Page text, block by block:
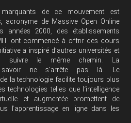
marquants de ce mouvement est
acronyme de Massive Open Online
années 2000, des établissements
ont commencé à offrir des cours
a inspiré d’autres universités et
suivre le même chemin. La
savoir ne s’arrête pas là. Le
la technologie facilite toujours plus
technologies telles que l’intelligence
et augmentée promettent de
l’apprentissage en ligne dans les